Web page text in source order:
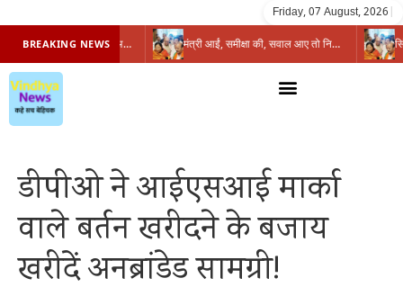
Friday, 07 August, 2026
BREAKING NEWS
प्रभारी मंत्री के निशाने पर नगर निगम,अफसरों को 10 दिन का अल्टीमेटम,नहीं होगी कार्रवाई, महापौर-आयुक्त के बीच सौहार्दहीनता पर मंत्री ने उठाए सवाल मंत्री आईं, समीक्षा की, सवाल आए तो निकल गईं – खाली जयंत चौंकीं पर नहीं दिया जवाब
डीपीओ ने आईएसआई मार्का
वाले बर्तन खरीदने के बजाय
खरीदें अनब्रांडेड सामग्री!